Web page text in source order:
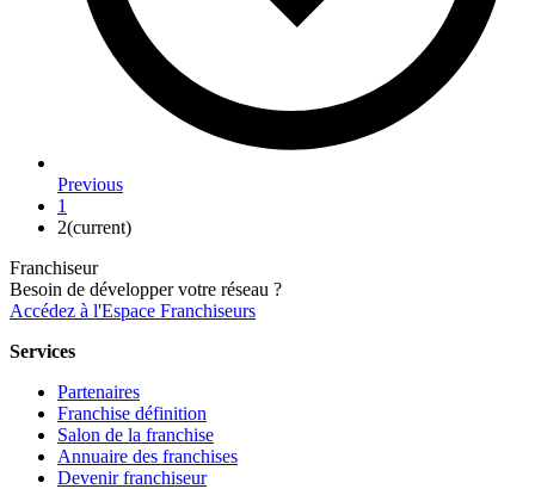
Previous
1
2(current)
Franchiseur
Besoin de développer votre réseau ?
Accédez à l'Espace Franchiseurs
Services
Partenaires
Franchise définition
Salon de la franchise
Annuaire des franchises
Devenir franchiseur